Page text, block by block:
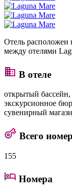
Отель расположен
между отелями
В отеле
открытый
экскурсионное
сувенирный
Всего
155
Номера